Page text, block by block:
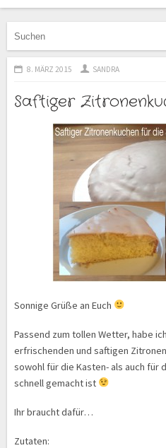
8. MÄRZ 2015 SANDRA
Saftiger
Sonnige Grüße an Euch
Passend zum tollen Wetter, habe
erfrischenden und saftigen
sowohl für die Kasten- als auch für
schnell gemacht ist
Ihr braucht dafür…
Zutaten: